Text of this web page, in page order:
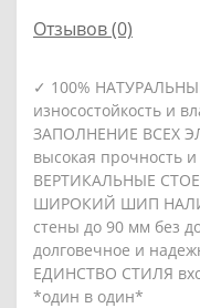
Отзывов (0)
✓ 100%
износостойкость и
ЗАПОЛНЕНИЕ ВСЕХ
высокая прочность
ВЕРТИКАЛЬНЫЕ
ШИРОКИЙ ШИП
стены до 90 мм без
долговечное и
ЕДИНСТВО СТИЛЯ
*один в один*